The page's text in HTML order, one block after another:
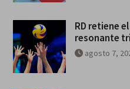
RD retiene
resonante
agosto 7,